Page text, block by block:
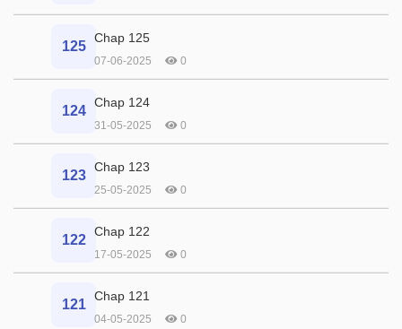
125
Chap 125
07-06-2025 0
124
Chap 124
31-05-2025 0
123
Chap 123
25-05-2025 0
122
Chap 122
17-05-2025 0
121
Chap 121
04-05-2025 0